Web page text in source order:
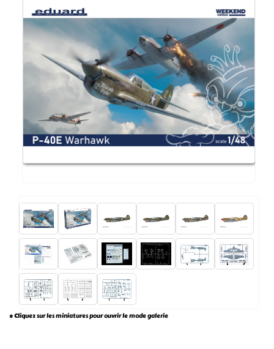
* Cliquez sur les miniatures pour ouvrir le mode galerie